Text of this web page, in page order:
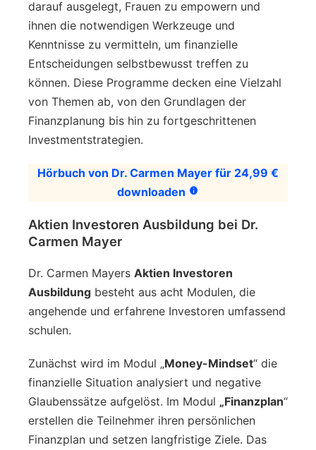
darauf ausgelegt, Frauen zu empowern und
ihnen die notwendigen Werkzeuge und
Kenntnisse zu vermitteln, um finanzielle
Entscheidungen selbstbewusst treffen zu
können. Diese Programme decken eine Vielzahl
von Themen ab, von den Grundlagen der
Finanzplanung bis hin zu fortgeschrittenen
Investmentstrategien.
Hörbuch von Dr. Carmen Mayer für 24,99 €
downloaden
Aktien Investoren Ausbildung bei Dr.
Carmen Mayer
Dr. Carmen Mayers Aktien Investoren
Ausbildung besteht aus acht Modulen, die
angehende und erfahrene Investoren umfassend
schulen.
Zunächst wird im Modul „Money-Mindset“ die
finanzielle Situation analysiert und negative
Glaubenssätze aufgelöst. Im Modul „Finanzplan“
erstellen die Teilnehmer ihren persönlichen
Finanzplan und setzen langfristige Ziele. Das